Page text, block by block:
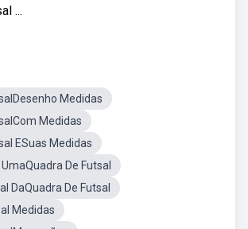
...
Medidas
Medidas
ESuas Medidas
De Futsal
DaQuadra De Futsal
Medidas